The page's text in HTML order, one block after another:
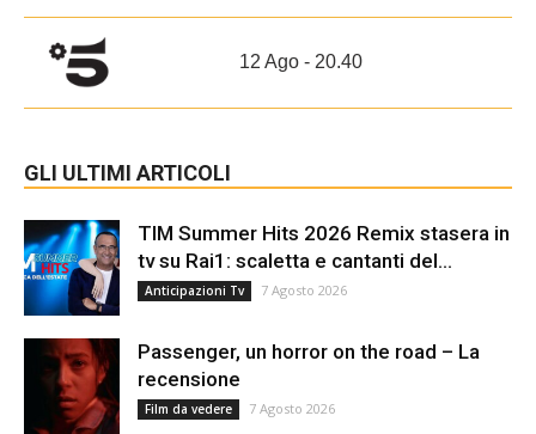
12 Ago - 20.40
GLI ULTIMI ARTICOLI
TIM Summer Hits 2026 Remix stasera in
tv su Rai1: scaletta e cantanti del...
Anticipazioni Tv 7 Agosto 2026
Passenger, un horror on the road – La
recensione
Film da vedere 7 Agosto 2026